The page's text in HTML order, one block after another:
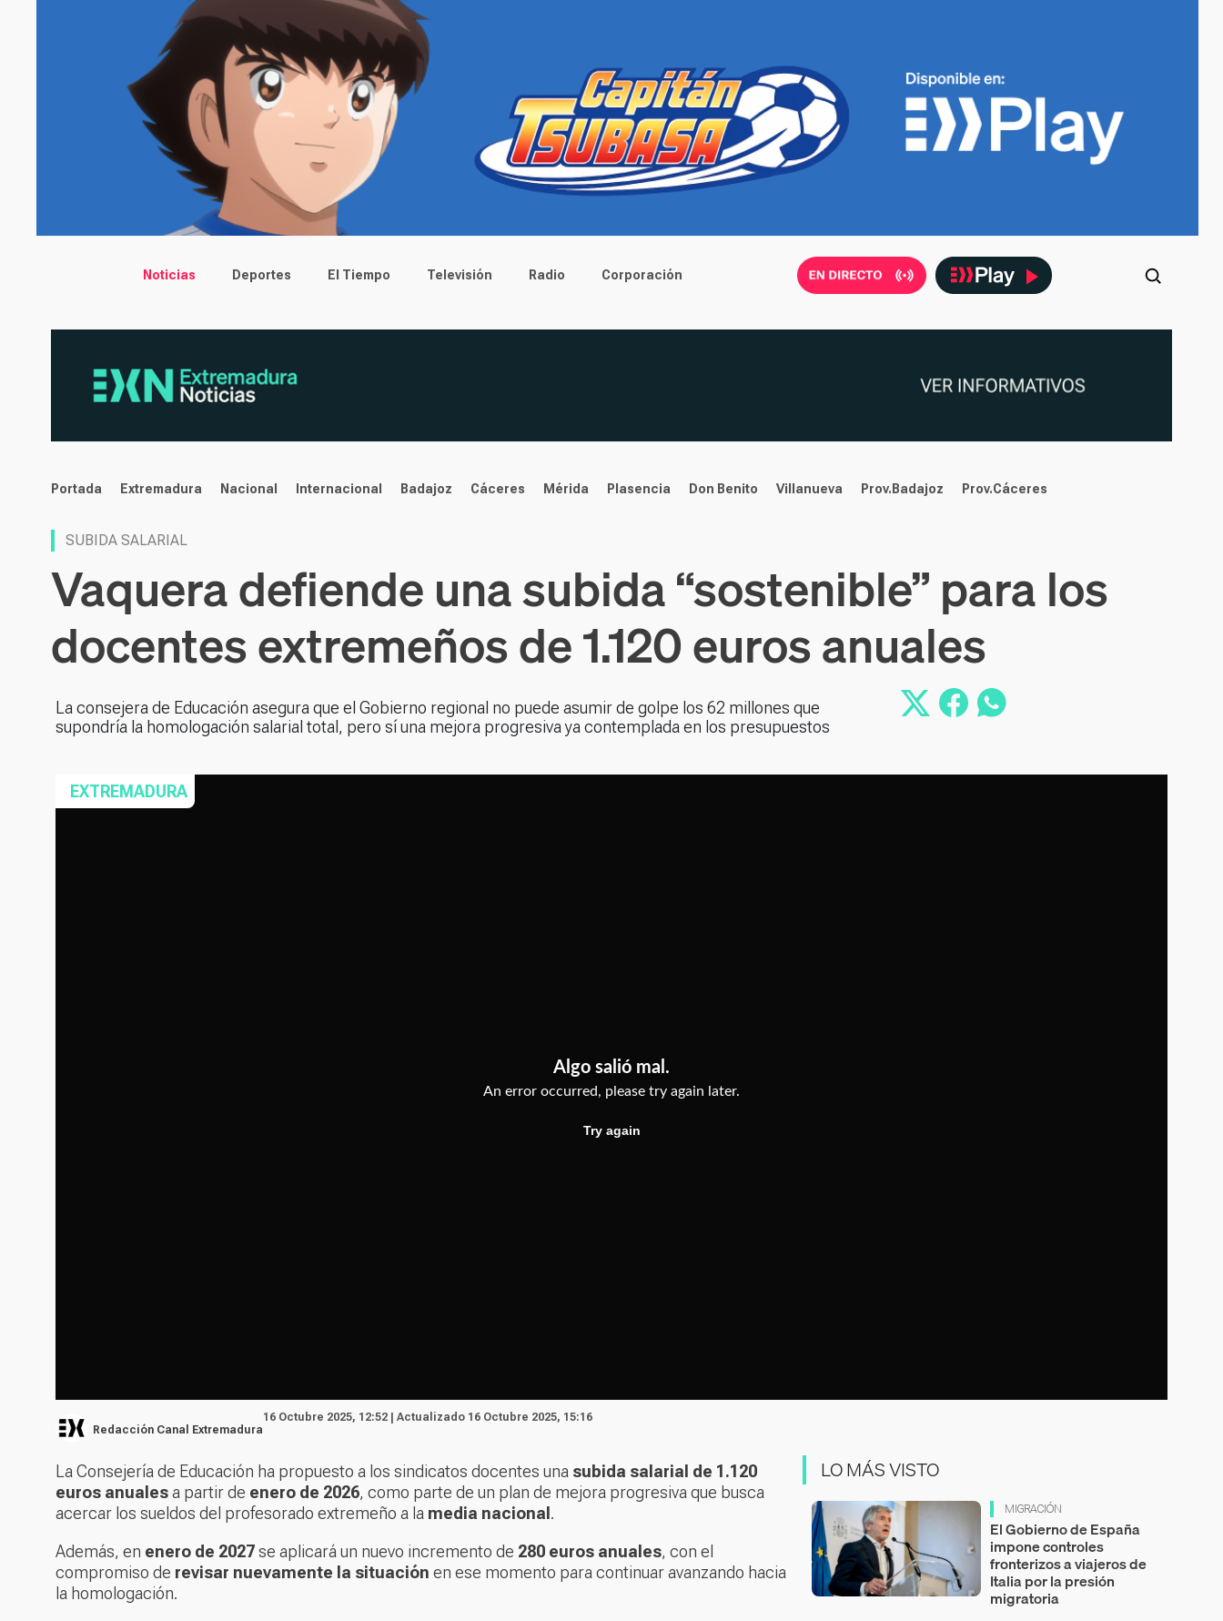
Main menu
Noticias Deportes El Tiempo Televisión Radio Corporación
noticias
Portada Extremadura Nacional Internacional Badajoz Cáceres Mérida Plasencia Don Benito Villanueva Prov.Badajoz Prov.Cáceres
SUBIDA SALARIAL
Vaquera defiende una subida “sostenible” para los
docentes extremeños de 1.120 euros anuales
La consejera de Educación asegura que el Gobierno regional no puede asumir de golpe los 62 millones que
supondría la homologación salarial total, pero sí una mejora progresiva ya contemplada en los presupuestos
EXTREMADURA
Redacción Canal Extremadura
16 Octubre 2025, 12:52 | Actualizado 16 Octubre 2025, 15:16
La Consejería de Educación ha propuesto a los sindicatos docentes una subida salarial de 1.120
euros anualesa partir de enero de 2026, como parte de un plan de mejora progresiva que busca
acercar los sueldos del profesorado extremeño a la media nacional .
Además, en enero de 2027se aplicará un nuevo incremento de 280 euros anuales, con el
compromiso de revisar nuevamente la situación en ese momento para continuar avanzando hacia
la homologación.
LO MÁS VISTO
MIGRACIÓN
El Gobierno de España
impone controles
fronterizos a viajeros de
Italia por la presión
migratoria